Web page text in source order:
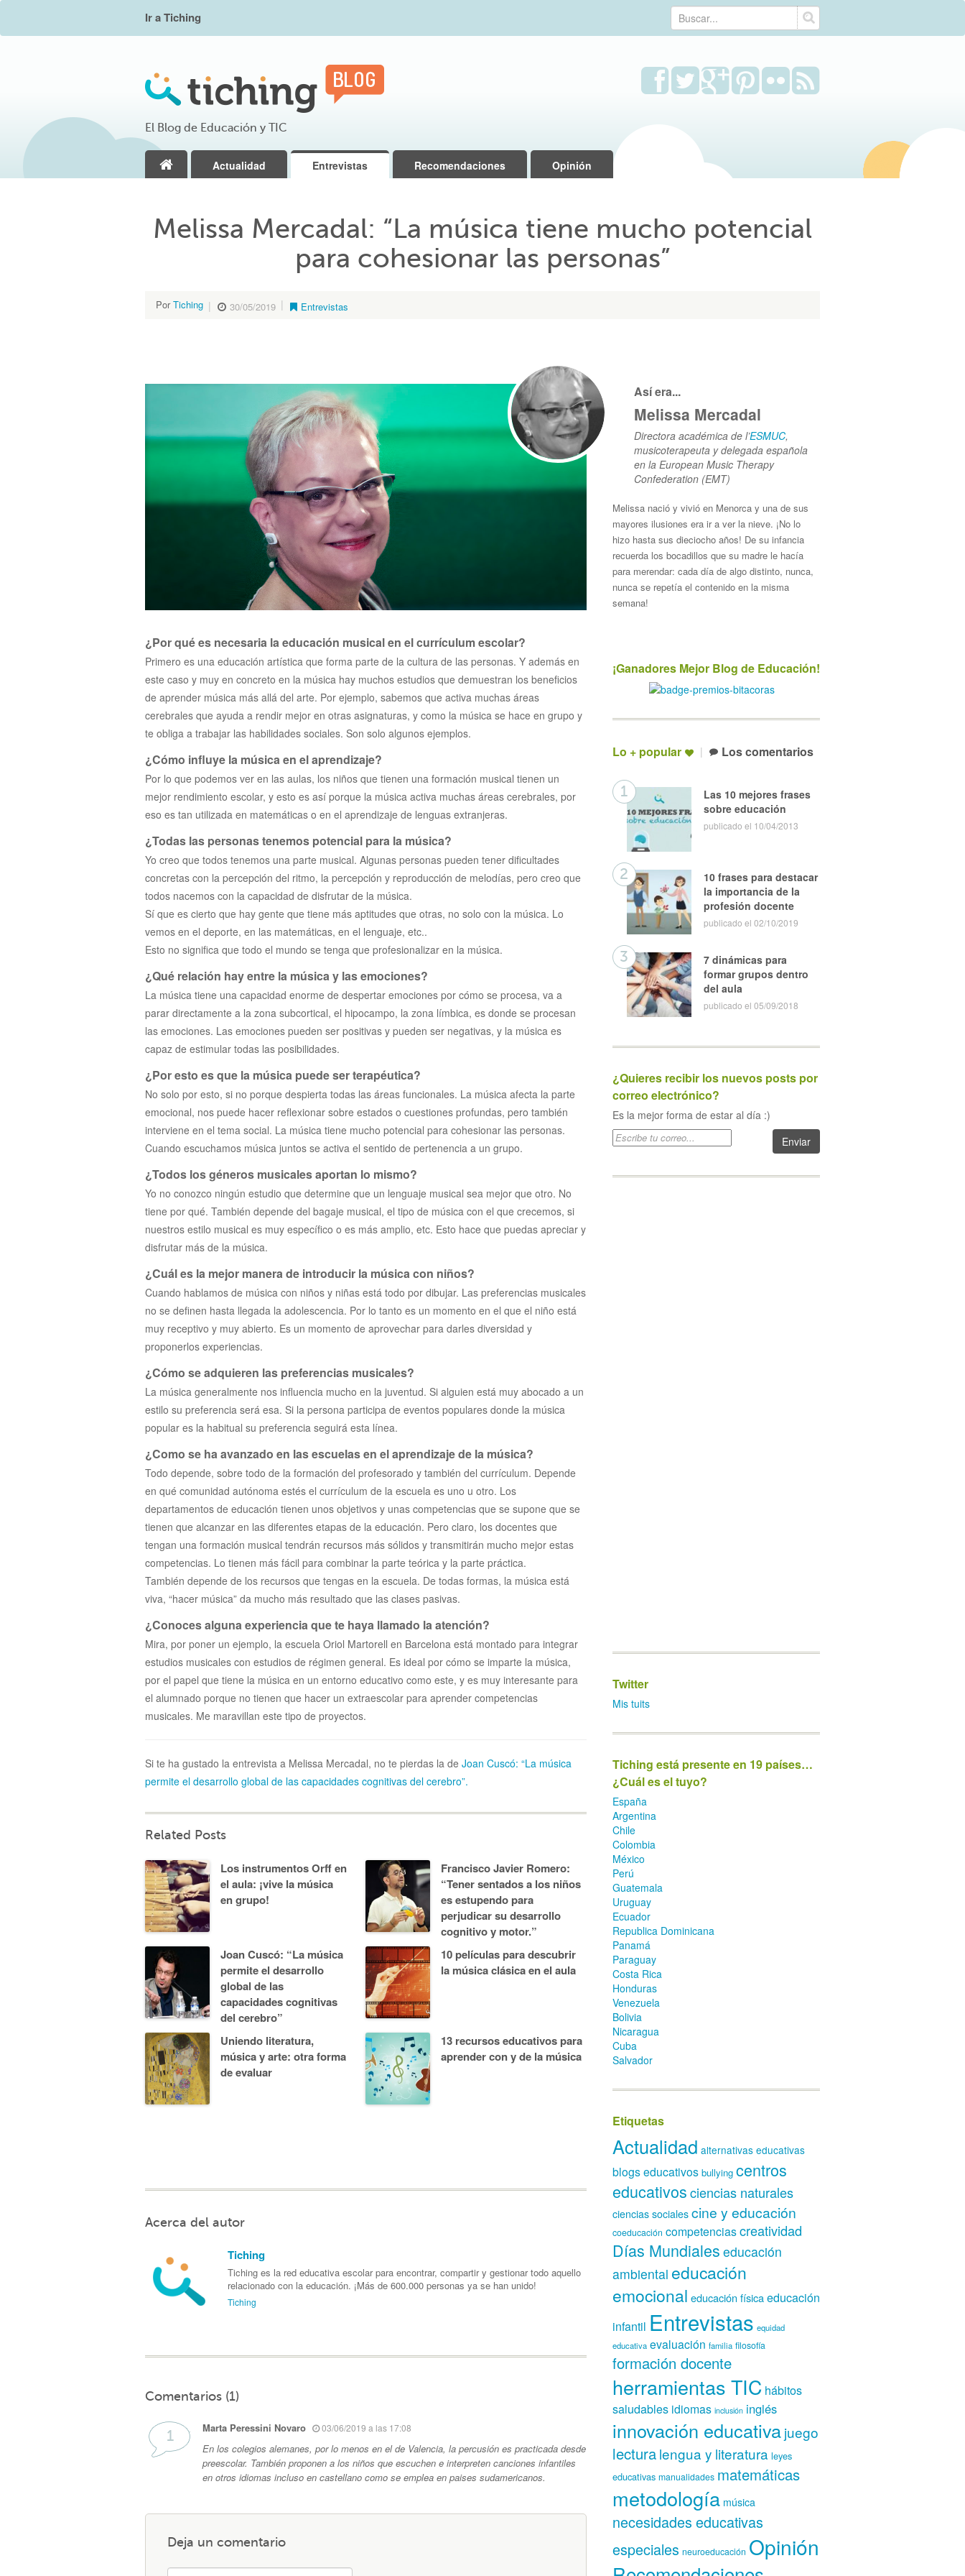
Ir a Tiching
El Blog de Educación y TIC
Actualidad Entrevistas Recomendaciones Opinión
Melissa Mercadal: “La música tiene mucho potencial
para cohesionar las personas”
PorTiching 30/05/2019 Entrevistas
Así era...
Melissa Mercadal
Directora académica de l’ESMUC,
musicoterapeuta y delegada española
en la European Music Therapy
Confederation (EMT)
Melissa nació y vivió en Menorca y una de sus
mayores ilusiones era ir a ver la nieve. ¡No lo
hizo hasta sus dieciocho años! De su infancia
recuerda los bocadillos que su madre le hacía
para merendar: cada día de algo distinto, nunca,
nunca se repetía el contenido en la misma
semana!
¿Por qué es necesaria la educación musical en el currículum escolar?
Primero es una educación artística que forma parte de la cultura de las personas. Y además en
este caso y muy en concreto en la música hay muchos estudios que demuestran los beneficios
de aprender música más allá del arte. Por ejemplo, sabemos que activa muchas áreas
cerebrales que ayuda a rendir mejor en otras asignaturas, y como la música se hace en grupo y
te obliga a trabajar las habilidades sociales. Son solo algunos ejemplos.
¿Cómo influye la música en el aprendizaje?
Por lo que podemos ver en las aulas, los niños que tienen una formación musical tienen un
mejor rendimiento escolar, y esto es así porque la música activa muchas áreas cerebrales, por
eso es tan utilizada en matemáticas o en el aprendizaje de lenguas extranjeras.
¿Todas las personas tenemos potencial para la música?
Yo creo que todos tenemos una parte musical. Algunas personas pueden tener dificultades
concretas con la percepción del ritmo, la percepción y reproducción de melodías, pero creo que
todos nacemos con la capacidad de disfrutar de la música.
Sí que es cierto que hay gente que tiene más aptitudes que otras, no solo con la música. Lo
vemos en el deporte, en las matemáticas, en el lenguaje, etc..
Esto no significa que todo el mundo se tenga que profesionalizar en la música.
¿Qué relación hay entre la música y las emociones?
La música tiene una capacidad enorme de despertar emociones por cómo se procesa, va a
parar directamente a la zona subcortical, el hipocampo, la zona límbica, es donde se procesan
las emociones. Las emociones pueden ser positivas y pueden ser negativas, y la música es
capaz de estimular todas las posibilidades.
¿Por esto es que la música puede ser terapéutica?
No solo por esto, si no porque despierta todas las áreas funcionales. La música afecta la parte
emocional, nos puede hacer reflexionar sobre estados o cuestiones profundas, pero también
interviene en el tema social. La música tiene mucho potencial para cohesionar las personas.
Cuando escuchamos música juntos se activa el sentido de pertenencia a un grupo.
¿Todos los géneros musicales aportan lo mismo?
Yo no conozco ningún estudio que determine que un lenguaje musical sea mejor que otro. No
tiene por qué. También depende del bagaje musical, el tipo de música con el que crecemos, si
nuestros estilo musical es muy específico o es más amplio, etc. Esto hace que puedas apreciar y
disfrutar más de la música.
¿Cuál es la mejor manera de introducir la música con niños?
Cuando hablamos de música con niños y niñas está todo por dibujar. Las preferencias musicales
no se definen hasta llegada la adolescencia. Por lo tanto es un momento en el que el niño está
muy receptivo y muy abierto. Es un momento de aprovechar para darles diversidad y
proponerlos experiencias.
¿Cómo se adquieren las preferencias musicales?
La música generalmente nos influencia mucho en la juventud. Si alguien está muy abocado a un
estilo su preferencia será esa. Si la persona participa de eventos populares donde la música
popular es la habitual su preferencia seguirá esta línea.
¿Como se ha avanzado en las escuelas en el aprendizaje de la música?
Todo depende, sobre todo de la formación del profesorado y también del currículum. Depende
en qué comunidad autónoma estés el currículum de la escuela es uno u otro. Los
departamentos de educación tienen unos objetivos y unas competencias que se supone que se
tienen que alcanzar en las diferentes etapas de la educación. Pero claro, los docentes que
tengan una formación musical tendrán recursos más sólidos y transmitirán mucho mejor estas
competencias. Lo tienen más fácil para combinar la parte teórica y la parte práctica.
También depende de los recursos que tengas en la escuela. De todas formas, la música está
viva, “hacer música” da mucho más resultado que las clases pasivas.
¿Conoces alguna experiencia que te haya llamado la atención?
Mira, por poner un ejemplo, la escuela Oriol Martorell en Barcelona está montado para integrar
estudios musicales con estudios de régimen general. Es ideal por cómo se imparte la música,
por el papel que tiene la música en un entorno educativo como este, y es muy interesante para
el alumnado porque no tienen que hacer un extraescolar para aprender competencias
musicales. Me maravillan este tipo de proyectos.
Si te ha gustado la entrevista a Melissa Mercadal, no te pierdas la de Joan Cuscó: “La música
permite el desarrollo global de las capacidades cognitivas del cerebro”.
Related Posts
Los instrumentos Orff en
el aula: ¡vive la música
en grupo!
Francisco Javier Romero:
“Tener sentados a los niños
es estupendo para
perjudicar su desarrollo
cognitivo y motor.”
Joan Cuscó: “La música
permite el desarrollo
global de las
capacidades cognitivas
del cerebro”
10 películas para descubrir
la música clásica en el aula
Uniendo literatura,
música y arte: otra forma
de evaluar
13 recursos educativos para
aprender con y de la música
Acerca del autor
Tiching
Tiching es la red educativa escolar para encontrar, compartir y gestionar todo aquello
relacionado con la educación. ¡Más de 600.000 personas ya se han unido!
Tiching
Comentarios (1)
Marta Peressini Novaro 03/06/2019 a las 17:08
En los colegios alemanes, por lo menos en el de Valencia, la percusión es practicada desde
preescolar. También proponen a los niños que escuchen e interpreten canciones infantiles
en otros idiomas incluso en castellano como se emplea en paises sudamericanos.
Deja un comentario
¡Ganadores Mejor Blog de Educación!
Lo + popular Los comentarios
Las 10 mejores frases
sobre educación
publicado el 10/04/2013
10 frases para destacar
la importancia de la
profesión docente
publicado el 02/10/2019
7 dinámicas para
formar grupos dentro
del aula
publicado el 05/09/2018
¿Quieres recibir los nuevos posts por
correo electrónico?
Es la mejor forma de estar al día :)
Twitter
Mis tuits
Tiching está presente en 19 países…
¿Cuál es el tuyo?
España
Argentina
Chile
Colombia
México
Perú
Guatemala
Uruguay
Ecuador
Republica Dominicana
Panamá
Paraguay
Costa Rica
Honduras
Venezuela
Bolivia
Nicaragua
Cuba
Salvador
Etiquetas
Actualidad alternativas educativas
blogs educativos bullying centros
educativosciencias naturales
ciencias sociales cine y educación
coeducación competenciascreatividad
Días Mundiales educación
ambiental educación
emocional educación física educación
infantil Entrevistas equidad
educativa evaluación familia filosofía
formación docente
herramientas TIC hábitos
saludables idiomas inclusión inglés
innovación educativajuego
lecturalengua y literatura leyes
educativas manualidades matemáticas
metodología música
necesidades educativas
especiales neuroeducación Opinión